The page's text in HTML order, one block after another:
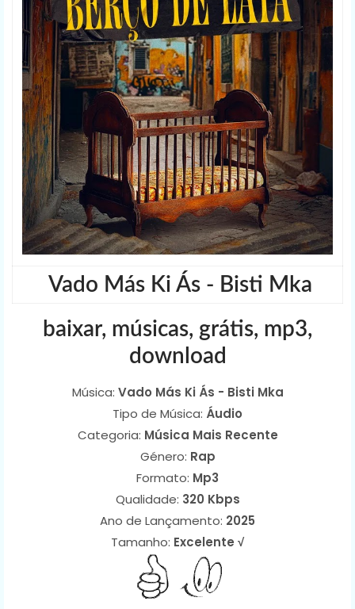
Vado Más Ki Ás - Bisti Mka
baixar, músicas, grátis, mp3,
download
Música: Vado Más Ki Ás - Bisti Mka
Tipo de Música: Áudio
Categoria: Música Mais Recente
Género: Rap
Formato: Mp3
Qualidade: 320 Kbps
Ano de Lançamento: 2025
Tamanho: Excelente √